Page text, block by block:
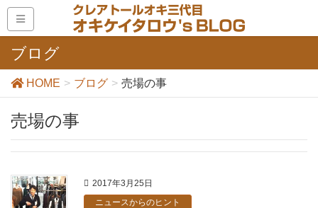
ブログ
HOME ブログ 売場の事
売場の事
2017年3月25日
ニュースからのヒント